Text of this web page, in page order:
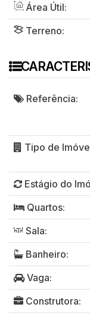
Área Útil:
Terreno:
Referência:
Tipo de
Estágio do
Quartos:
Sala:
Banheiro:
Vaga:
Construtora: